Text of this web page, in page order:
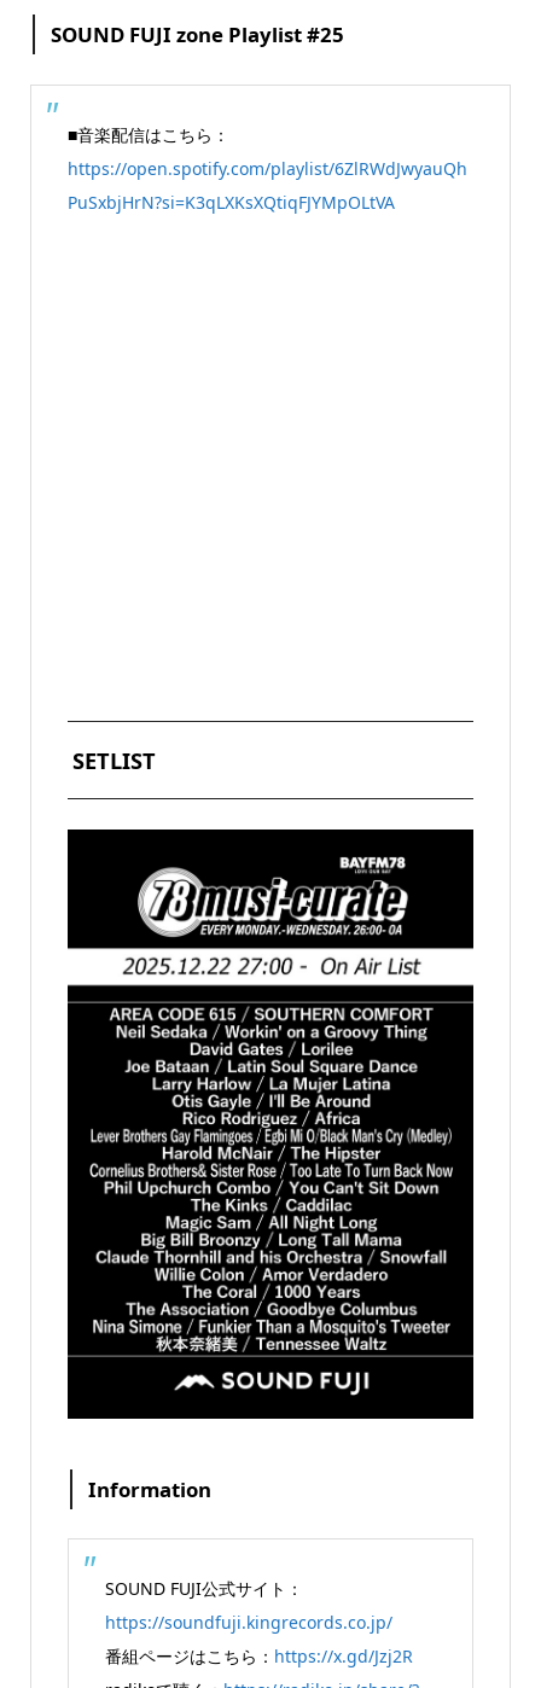
SOUND FUJI zone Playlist #25
■音楽配信はこちら：
https://open.spotify.com/playlist/6ZlRWdJwyauQh
PuSxbjHrN?si=K3qLXKsXQtiqFJYMpOLtVA
SETLIST
Information
SOUND FUJI公式サイト：
https://soundfuji.kingrecords.co.jp/
番組ページはこちら： https://x.gd/Jzj2R